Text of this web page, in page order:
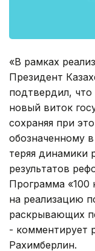
«В рамках
Президент
подтвердил,
новый виток
сохраняя при
обозначенному
теряя динамики
результатов
Программа «100
на реализацию
раскрывающих
- комментирует
Рахимберлин.